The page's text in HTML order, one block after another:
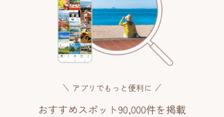
アプリでもっと便利に
おすすめスポット90,000件を掲載